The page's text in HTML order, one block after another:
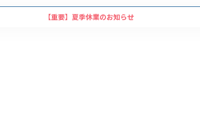
【重要】夏季休業のお知らせ